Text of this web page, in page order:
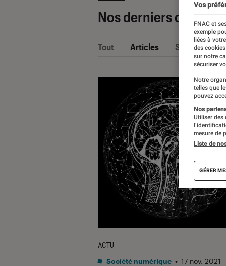
Nos derniers
Tout Articles Sélections et
ACTU
Société numérique • 17 nov. 2021
Vos
FNAC et
exemple
liées à
des
sur notre
sécuriser
Notre
telles que
pouvez
Nos
Utiliser des
mesure de
Liste de
GÉRER